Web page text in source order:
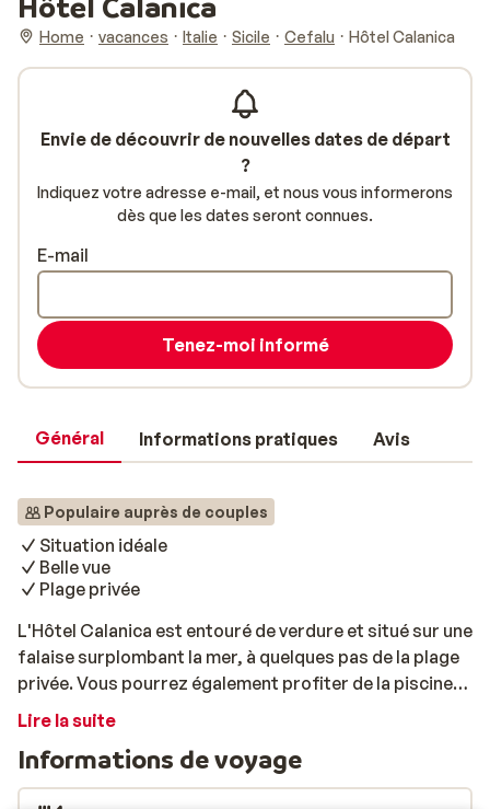
Home vacances Italie Sicile Cefalu Hôtel Calanica
Général Informations pratiques Avis
Populaire auprès de couples
Situation idéale
Belle vue
Plage privée
L'Hôtel Calanica est entouré de verdure et situé sur une
falaise surplombant la mer, à quelques pas de la plage
privée. Vous pourrez également profiter de la piscine
de l'établissement. Les bungalows confortables et
déguster de savoureux plats siciliens. Parfait pour des
vacances en mode farniente!
Lire la suite
Informations de voyage
Envie de découvrir de nouvelles dates de départ
?
Indiquez votre adresse e-mail, et nous vous informerons
dès que les dates seront connues.
E-mail
Tenez-moi informé